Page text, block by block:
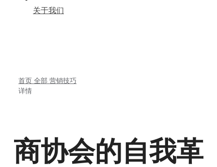
关于我们
首页 全部 营销技巧
详情
商协会的自我革